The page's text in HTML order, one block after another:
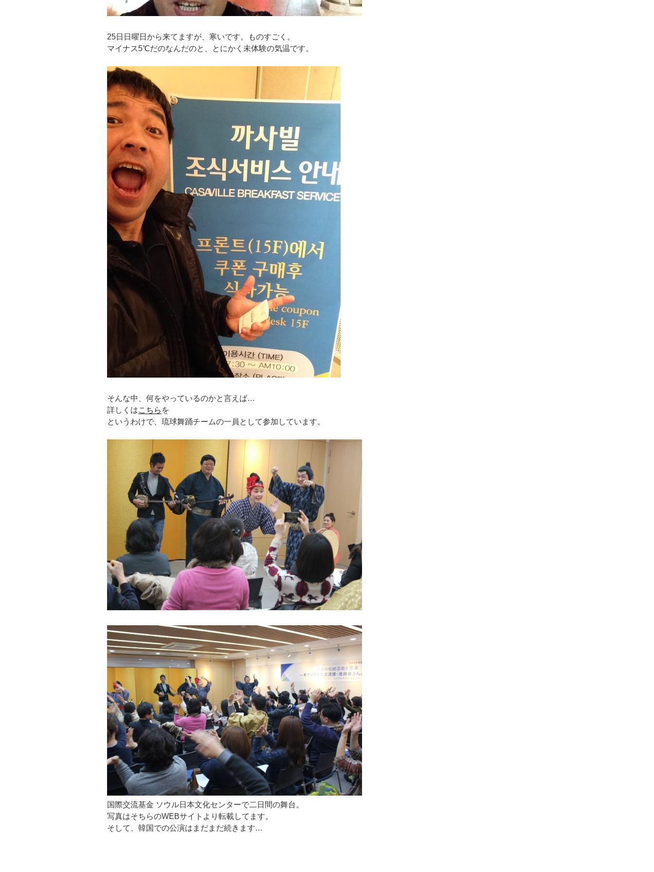
25日日曜日から来てますが、寒いです。ものすごく。
マイナス5℃だのなんだのと、とにかく未体験の気温です。
そんな中、何をやっているのかと言えば…
詳しくはこちら を
というわけで、琉球舞踊チームの一員として参加しています。
国際交流基金 ソウル日本文化センターで二日間の舞台。
写真はそちらのWEBサイトより転載してます。
そして、韓国での公演はまだまだ続きます…